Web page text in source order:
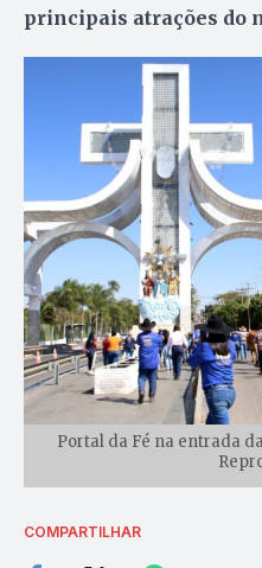
principais atrações do
Portal da Fé na entrada
COMPARTILHAR